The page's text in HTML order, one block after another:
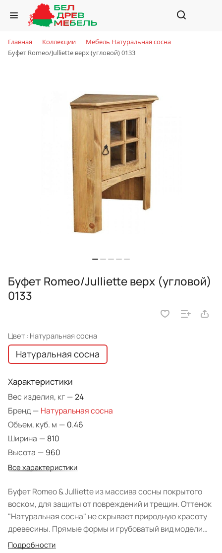
Главная Коллекции
Мебель Натуральная сосна
Буфет Romeo/Julliette верх (угловой) 0133
Буфет Romeo/Julliette верх (угловой)
0133
Цвет : Натуральная сосна
Натуральная сосна
Характеристики
Вес изделия, кг —24
Бренд — Натуральная сосна
Объем, куб. м — 0.46
Ширина — 810
Высота — 960
Все характеристики
Буфет Romeo & Julliette из массива сосны покрытого
воском, для защиты от повреждений и трещин. Оттенок
"Натуральная сосна" не скрывает природную красоту
древесины. Прямые формы и грубоватый вид модели
лучше всего подходят для гостиной стиля Кантри,
Подробности